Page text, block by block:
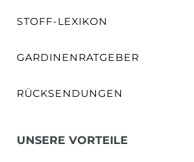
STOFF-LEXIKON
GARDINENRATGEBER
RÜCKSENDUNGEN
UNSERE VORTEILE